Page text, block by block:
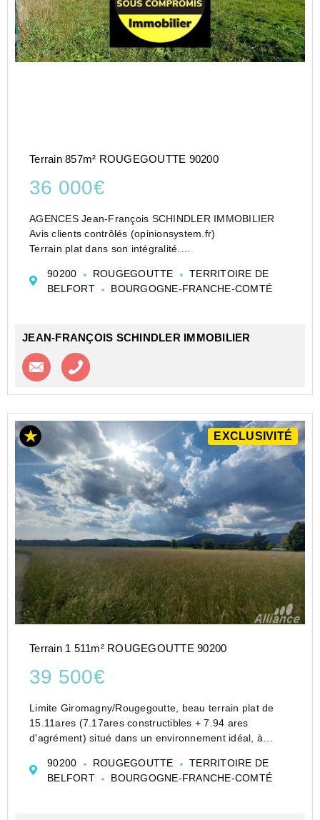
TERRITOIRE
DE
BELFORT
(90)
ROUGEGOUTTE
Terrain 857m² ROUGEGOUTTE 90200
36 000€
AGENCES Jean-François SCHINDLER IMMOBILIER
Avis clients contrôlés (opinionsystem.fr)
Terrain plat dans son intégralité.
REGION : ETUEFFONT / ROUGEGOUTTE
Parcelle de terrain vialbilisée d'une contenance de +
90200 ROUGEGOUTTE
TERRITOIRE DE
BELFORT
BOURGOGNE-FRANCHE-COMTÉ
JEAN-FRANÇOIS SCHINDLER IMMOBILIER
Contacter l'agence
EXCLUSIVITÉ
Terrain 1 511m² ROUGEGOUTTE 90200
39 500€
Limite Giromagny/Rougegoutte, beau terrain plat de
15.11ares (7.17ares constructibles + 7.94 ares
d'agrément) situé dans un environnement idéal, à
champs et la nature avec accès facile.
La parcell...
90200 ROUGEGOUTTE
TERRITOIRE DE
BELFORT
BOURGOGNE-FRANCHE-COMTÉ